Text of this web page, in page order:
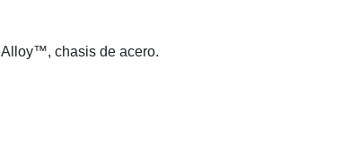
chasis de acero.